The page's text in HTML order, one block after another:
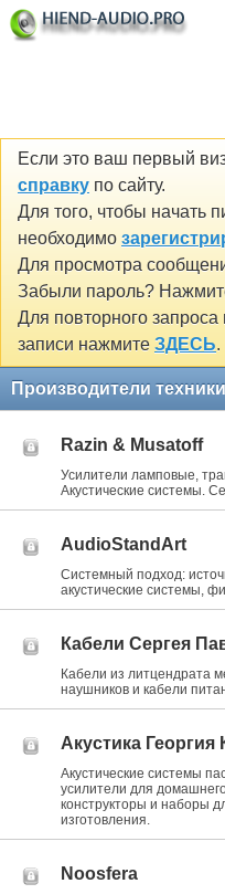
Если это ваш первый
справку по сайту.
Для того, чтобы начать
необходимо
Для просмотра
Забыли пароль?
Для повторного
записи нажмите ЗДЕСЬ.
Производители техники
Razin & Musatoff
Усилители ламповые,
Акустические системы.
AudioStandArt
Системный подход:
акустические системы,
Кабели Сергея
Кабели из литцендрата
наушников и кабели
Акустика
Акустические системы
усилители для
конструкторы и наборы
изготовления.
Noosfera